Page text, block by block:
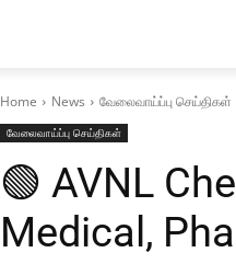
Home News வேலைவாய்ப்பு செய்திகள்
வேலைவாய்ப்பு செய்திகள்
🟢 AVNL
Medical,